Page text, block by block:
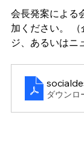
会長発案による
加ください。
ジ、あるいはニ
ダウンロ